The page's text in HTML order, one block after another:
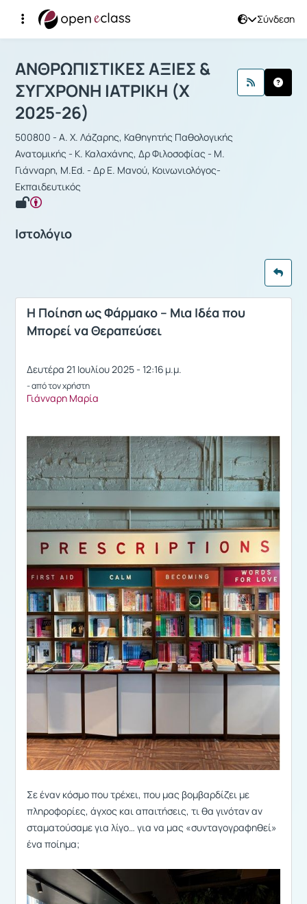
Σύνδεση
Μάθημα : ΑΝΘΡΩΠΙΣΤΙΚΕΣ ΑΞΙΕΣ &
ΑΝΘΡΩΠΙΣΤΙΚΕΣ ΑΞΙΕΣ &
ΣΥΓΧΡΟΝΗ ΙΑΤΡΙΚΗ (Χ
2025-26)
500800 - Α. Χ. Λάζαρης, Καθηγητής Παθολογικής
Ανατομικής - Κ. Καλαχάνης, Δρ Φιλοσοφίας - Μ.
Γιάνναρη, M.Ed. - Δρ Ε. Μανού, Κοινωνιολόγος-
Εκπαιδευτικός
Ιστολόγιο
Η Ποίηση ως Φάρμακο – Μια Ιδέα που
Μπορεί να Θεραπεύσει
Δευτέρα 21 Ιουλίου 2025 - 12:16 μ.μ.
- από τον χρήστη
Γιάνναρη Μαρία
Σε έναν κόσμο που τρέχει, που μας βομβαρδίζει με
πληροφορίες, άγχος και απαιτήσεις, τι θα γινόταν αν
σταματούσαμε για λίγο… για να μας «συνταγογραφηθεί»
ένα ποίημα;